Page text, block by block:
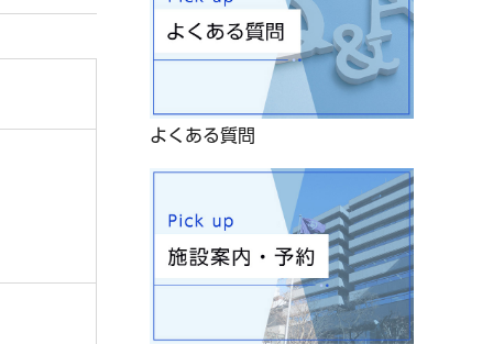
よくある質問